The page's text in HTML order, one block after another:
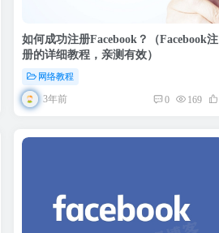
如何成功注册Facebook？（Facebook注
册的详细教程，亲测有效）
网络教程
3年前 0 169